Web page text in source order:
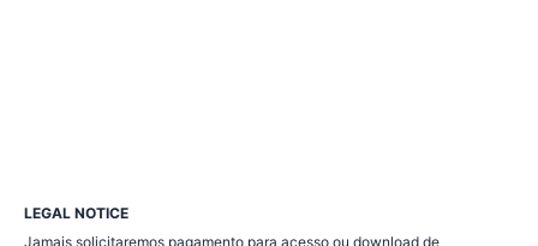
LEGAL NOTICE
Jamais solicitaremos pagamento para acesso ou download de